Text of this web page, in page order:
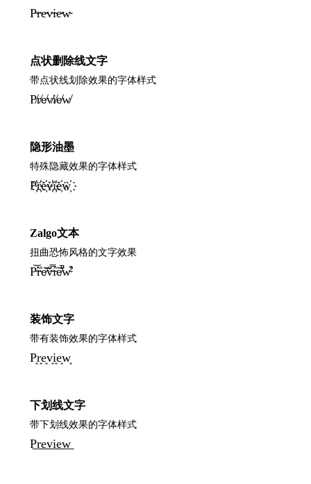
P̴r̴e̴v̴i̴e̴w̴
点状删除线文字
带点状线划除效果的字体样式
P̸r̸e̸v̸i̸e̸w̸
隐形油墨
特殊隐藏效果的字体样式
P҉r҉e҉v҉i҉e҉w҉
Zalgo文本
扭曲恐怖风格的文字效果
P̵̕͝r̴̀̎e̸͂͝v̶̈́̿í̵͠e̸͛̚w̴̛͒
装饰文字
带有装饰效果的字体样式
P͙r͙e͙v͙i͙e͙w͙
下划线文字
带下划线效果的字体样式
P͟r͟e͟v͟i͟e͟w͟